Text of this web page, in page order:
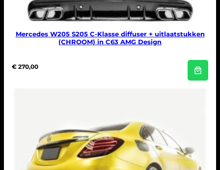
Mercedes W205 S205 C-Klasse diffuser + uitlaatstukken
(CHROOM) in C63 AMG Design
€ 270,00